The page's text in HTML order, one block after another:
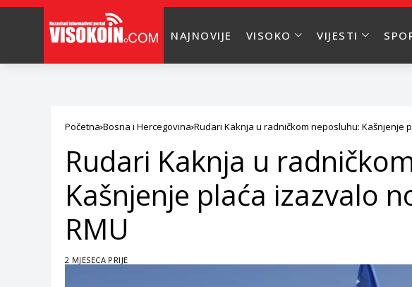
NAJNOVIJE VISOKO VIJESTI
Početna Bosna i Hercegovina Rudari Kaknja u radničkom neposluhu: Kašnjenje
Rudari Kaknja u
Kašnjenje plaća izazvalo
RMU
2 MJESECA PRIJE